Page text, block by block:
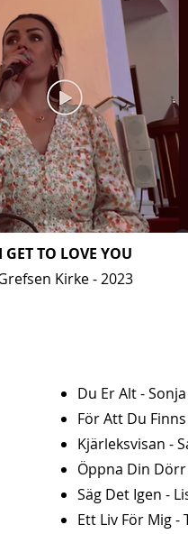
I GET TO LOVE YOU
Kirke - 2023
Du Er Alt -
För Att Du
Kjärleksvisan -
Öppna Din
Säg Det Igen -
Ett Liv För Mig -